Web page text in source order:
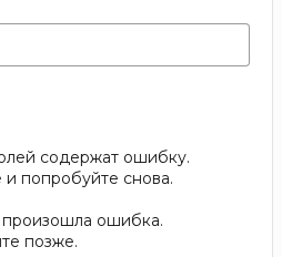
содержат ошибку.
и попробуйте снова.
произошла ошибка.
позже.